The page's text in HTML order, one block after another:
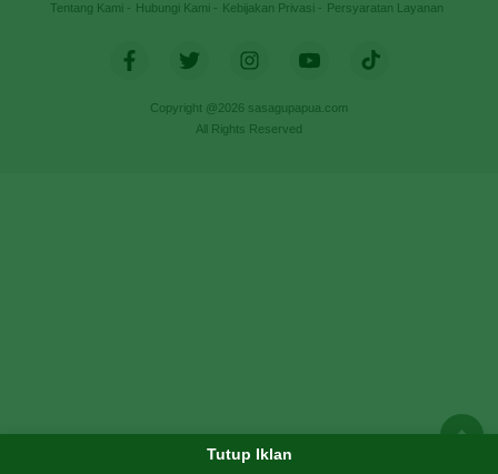
Tentang Kami Hubungi Kami Kebijakan Privasi Persyaratan Layanan
Copyright @2026 sasagupapua.com
All Rights Reserved
Tutup Iklan